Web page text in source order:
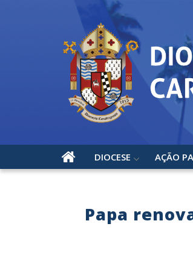
DIOCESE AÇÃO
Papa